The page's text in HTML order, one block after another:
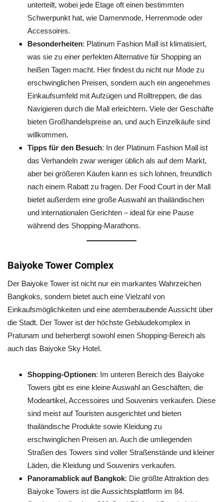
unterteilt, wobei jede Etage oft einen bestimmten
Schwerpunkt hat, wie Damenmode, Herrenmode oder
Accessoires.
Besonderheiten: Platinum Fashion Mall ist klimatisiert,
was sie zu einer perfekten Alternative für Shopping an
heißen Tagen macht. Hier findest du nicht nur Mode zu
erschwinglichen Preisen, sondern auch ein angenehmes
Einkaufsumfeld mit Aufzügen und Rolltreppen, die das
Navigieren durch die Mall erleichtern. Viele der Geschäfte
bieten Großhandelspreise an, und auch Einzelkäufe sind
willkommen.
Tipps für den Besuch: In der Platinum Fashion Mall ist
das Verhandeln zwar weniger üblich als auf dem Markt,
aber bei größeren Käufen kann es sich lohnen, freundlich
nach einem Rabatt zu fragen. Der Food Court in der Mall
bietet außerdem eine große Auswahl an thailändischen
und internationalen Gerichten – ideal für eine Pause
während des Shopping-Marathons.
Baiyoke Tower Complex
Der Baiyoke Tower ist nicht nur ein markantes Wahrzeichen
Bangkoks, sondern bietet auch eine Vielzahl von
Einkaufsmöglichkeiten und eine atemberaubende Aussicht über
die Stadt. Der Tower ist der höchste Gebäudekomplex in
Pratunam und beherbergt sowohl einen Shopping-Bereich als
auch das Baiyoke Sky Hotel.
Shopping-Optionen: Im unteren Bereich des Baiyoke
Towers gibt es eine kleine Auswahl an Geschäften, die
Modeartikel, Accessoires und Souvenirs verkaufen. Diese
sind meist auf Touristen ausgerichtet und bieten
thailändische Produkte sowie Kleidung zu
erschwinglichen Preisen an. Auch die umliegenden
Straßen des Towers sind voller Straßenstände und kleiner
Läden, die Kleidung und Souvenirs verkaufen.
Panoramablick auf Bangkok: Die größte Attraktion des
Baiyoke Towers ist die Aussichtsplattform im 84.